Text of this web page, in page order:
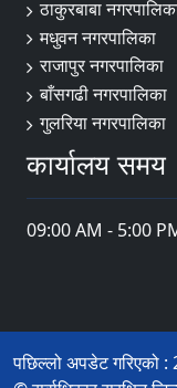
ठाकुरबाबा
मधुवन नगरपालिका
राजापुर नगरपालिका
बाँसगढी नगरपालिका
गुलरिया नगरपालिका
कार्यालय समय
09:00 AM - 5:00
पछिल्लो अपडेट गरिएको